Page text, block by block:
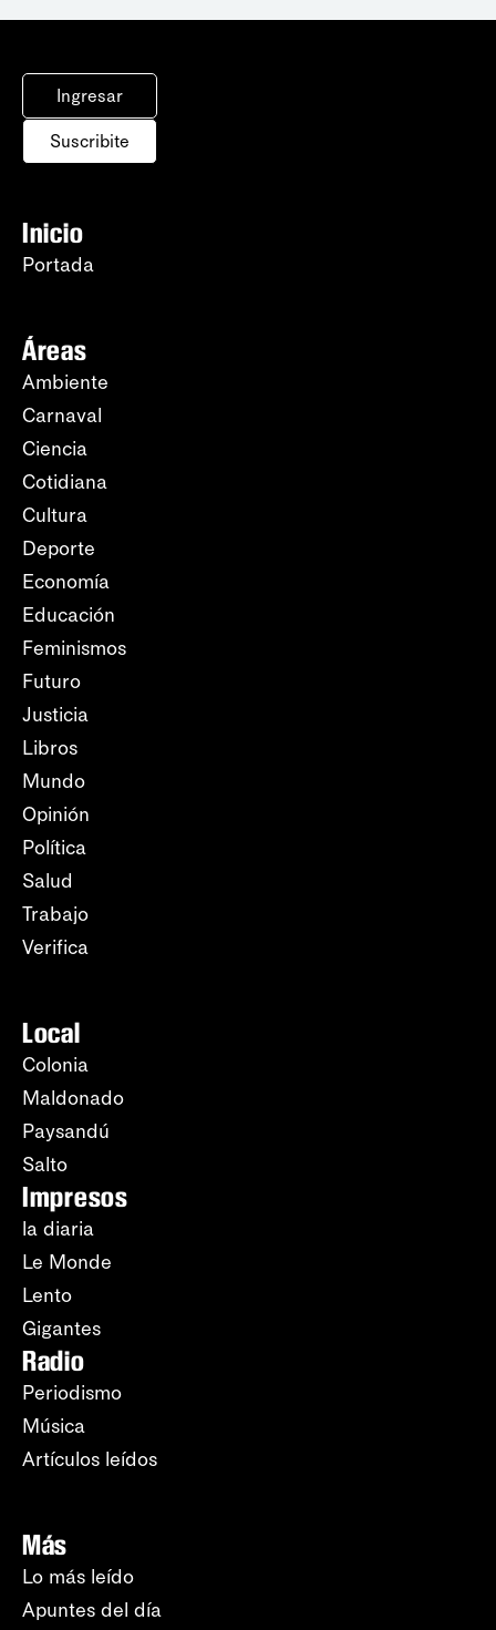
Ingresar
Suscribite
Inicio
Portada
Áreas
Ambiente
Carnaval
Ciencia
Cotidiana
Cultura
Deporte
Economía
Educación
Feminismos
Futuro
Justicia
Libros
Mundo
Opinión
Política
Salud
Trabajo
Verifica
Local
Colonia
Maldonado
Paysandú
Salto
Impresos
la diaria
Le Monde
Lento
Gigantes
Radio
Periodismo
Música
Artículos leídos
Más
Lo más leído
Apuntes del día